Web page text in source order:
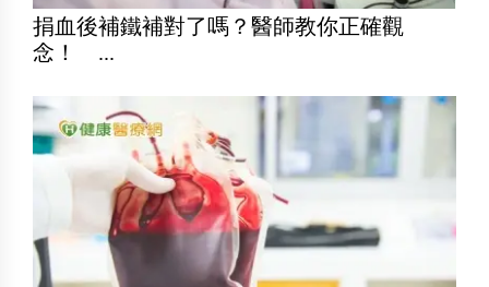
捐血後補鐵補對了嗎？醫師教你正確觀
念！ ...